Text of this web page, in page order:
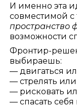
И именно эта
совместимой с
пространство
возможности
Фронтир-
выбираешь:
— двигаться
— стрелять
— рисковать
— спасать